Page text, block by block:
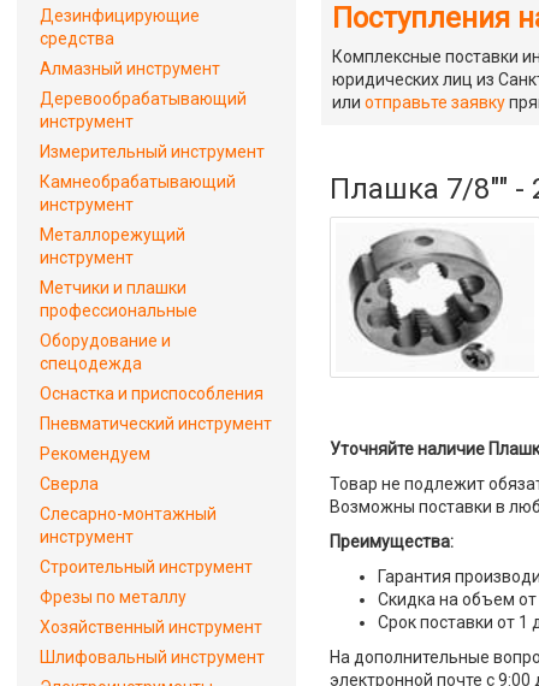
Поступления
Комплексные поставки
юридических лиц из
илиотправьте заявку
Плашка 7/8"" -
Уточняйте наличие
Товар не подлежит
Возможны поставки в
Преимущества:
Гарантия
Скидка на объем от
Срок поставки от 1
На дополнительные
электронной почте с
Дезинфицирующие
средства
Алмазный инструмент
Деревообрабатывающий
инструмент
Измерительный инструмент
Камнеобрабатывающий
инструмент
Металлорежущий
инструмент
Метчики и плашки
профессиональные
Оборудование и
спецодежда
Оснастка и приспособления
Пневматический инструмент
Рекомендуем
Сверла
Слесарно-монтажный
инструмент
Строительный инструмент
Фрезы по металлу
Хозяйственный инструмент
Шлифовальный инструмент